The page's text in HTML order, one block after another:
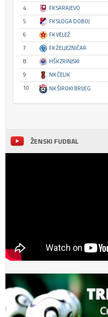
4
FK SARAJEVO
5
FK SLOGA DOBOJ
6
FK VELEŽ
7
FK ŽELJEZNIČAR
8
HŠK ZRINJSKI
9
NK ČELIK
10
NK ŠIROKI BRIJEG
ŽENSKI FUDBAL